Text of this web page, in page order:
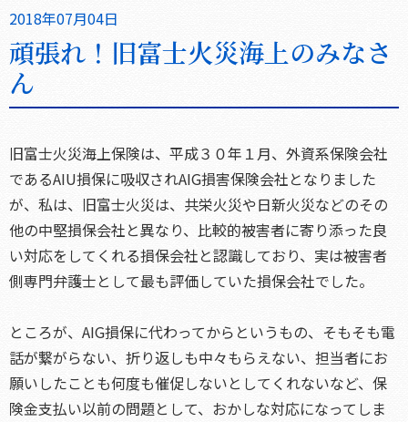
2018年07月04日
頑張れ！旧富士火災海上のみなさ
ん
旧富士火災海上保険は、平成３０年１月、外資系保険会社
であるAIU損保に吸収されAIG損害保険会社となりました
が、私は、旧富士火災は、共栄火災や日新火災などのその
他の中堅損保会社と異なり、比較的被害者に寄り添った良
い対応をしてくれる損保会社と認識しており、実は被害者
側専門弁護士として最も評価していた損保会社でした。
ところが、AIG損保に代わってからというもの、そもそも電
話が繋がらない、折り返しも中々もらえない、担当者にお
願いしたことも何度も催促しないとしてくれないなど、保
険金支払い以前の問題として、おかしな対応になってしま